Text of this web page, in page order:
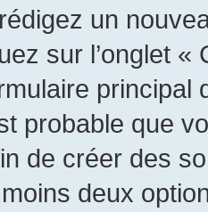
un
sur l’onglet
principal
probable que
de créer des
deux